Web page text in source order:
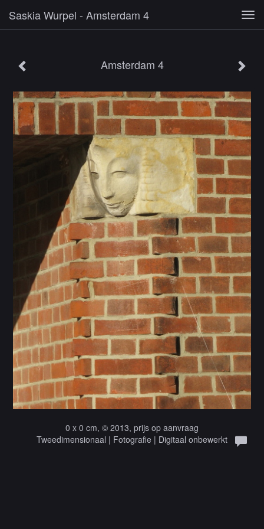
Saskia Wurpel - Amsterdam 4
Amsterdam 4
0 x 0 cm, © 2013, prijs op aanvraag
Tweedimensionaal | Fotografie | Digitaal onbewerkt